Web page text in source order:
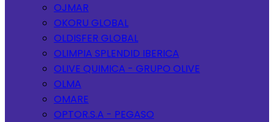
OJMAR
OKORU GLOBAL
OLDISFER GLOBAL
OLIMPIA SPLENDID IBERICA
OLIVE QUIMICA - GRUPO OLIVE
OLMA
OMARE
OPTOR.S.A - PEGASO